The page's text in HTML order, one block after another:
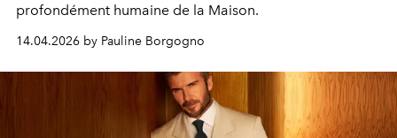
profondément humaine de la Maison.
14.04.2026 by Pauline Borgogno